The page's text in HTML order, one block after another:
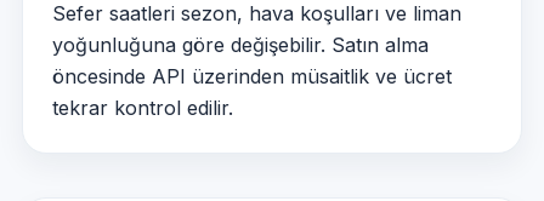
Sefer saatleri sezon, hava koşulları ve liman
yoğunluğuna göre değişebilir. Satın alma
öncesinde API üzerinden müsaitlik ve ücret
tekrar kontrol edilir.